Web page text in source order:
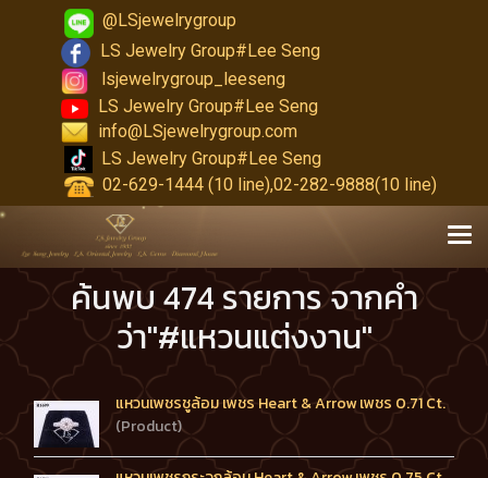
@LSjewelrygroup
LS Jewelry Group#Lee Seng
lsjewelrygroup_leeseng
LS Jewelry Group#Lee Seng
info@LSjewelrygroup.com
LS Jewelry Group#Lee Seng
02-629-1444 (10 line),02-282-9888(10 line)
ค้นพบ 474 รายการ จากคำ
ว่า"#แหวนแต่งงาน"
แหวนเพชรชูล้อม เพชร Heart & Arrow เพชร 0.71 Ct.
(Product)